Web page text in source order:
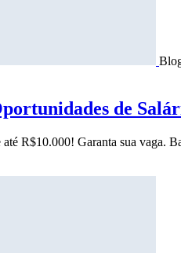
de
R$10.000! Garanta sua vaga.